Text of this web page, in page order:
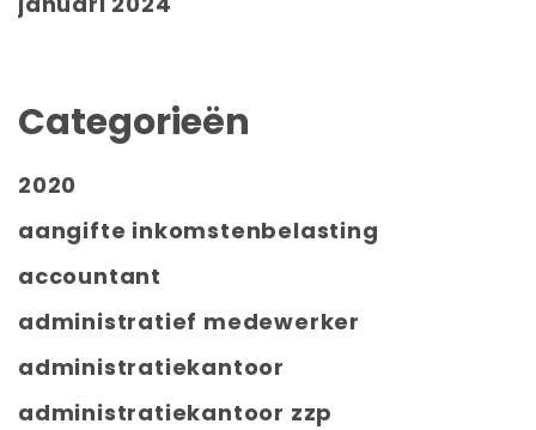
Categorieën
2020
aangifte inkomstenbelasting
accountant
administratief medewerker
administratiekantoor
administratiekantoor zzp